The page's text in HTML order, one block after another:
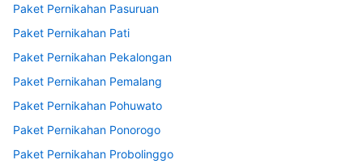
Paket Pernikahan Pasuruan
Paket Pernikahan Pati
Paket Pernikahan Pekalongan
Paket Pernikahan Pemalang
Paket Pernikahan Pohuwato
Paket Pernikahan Ponorogo
Paket Pernikahan Probolinggo